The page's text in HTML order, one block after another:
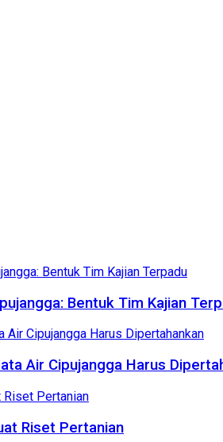
Bentuk Tim Kajian
Air Cipujangga Harus
Riset Pertanian